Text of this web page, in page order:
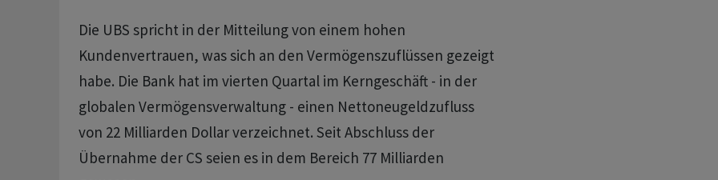
Die UBS spricht in der Mitteilung von einem hohen
Kundenvertrauen, was sich an den Vermögenszuflüssen gezeigt
habe. Die Bank hat im vierten Quartal im Kerngeschäft - in der
globalen Vermögensverwaltung - einen Nettoneugeldzufluss
von 22 Milliarden Dollar verzeichnet. Seit Abschluss der
Übernahme der CS seien es in dem Bereich 77 Milliarden